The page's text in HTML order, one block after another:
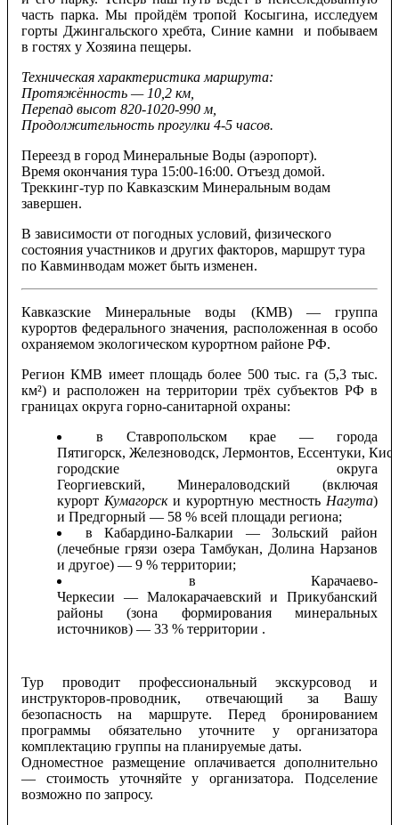
часть парка. Мы пройдём тропой Косыгина, исследуем
горты Джингальского хребта, Синие камни и побываем
в гостях у Хозяина пещеры.
Техническая характеристика маршрута:
Протяжённость — 10,2 км,
Перепад высот 820-1020-990 м,
Продолжительность прогулки 4-5 часов.
Переезд в город Минеральные Воды (аэропорт).
Время окончания тура 15:00-16:00. Отъезд домой.
Треккинг-тур по Кавказским Минеральным водам
завершен.
В зависимости от погодных условий, физического
состояния участников и других факторов, маршрут тура
по Кавминводам может быть изменен.
Кавказские Минеральные воды (КМВ) — группа
курортов федерального значения, расположенная в особо
охраняемом экологическом курортном районе РФ.
Регион КМВ имеет площадь более 500 тыс. га (5,3 тыс.
км²) и расположен на территории трёх субъектов РФ в
границах округа горно-санитарной охраны:
в Ставропольском крае — города
Пятигорск, Железноводск, Лермонтов, Ессентуки,
городские округа
Георгиевский, Минераловодский (включая
курорт Кумагорски курортную местность Нагута)
и Предгорный — 58 % всей площади региона;
в Кабардино-Балкарии — Зольский район
(лечебные грязи озера Тамбукан, Долина Нарзанов
и другое) — 9 % территории;
в Карачаево-
Черкесии — Малокарачаевский и Прикубанский
районы (зона формирования минеральных
источников) — 33 % территории .
Тур проводит профессиональный экскурсовод и
инструкторов-проводник, отвечающий за Вашу
безопасность на маршруте. Перед бронированием
программы обязательно уточните у организатора
комплектацию группы на планируемые даты.
Одноместное размещение оплачивается дополнительно
— стоимость уточняйте у организатора. Подселение
возможно по запросу.